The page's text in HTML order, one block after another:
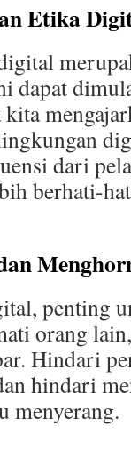
Etika
dapat
dari
berhati-
penting
orang
Hindari
hindari
menyerang.